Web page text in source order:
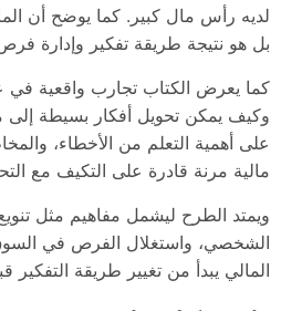
لديه رأس مال كبير. كما يوضح أن
بل هو نتيجة طريقة تفكير وإدارة
كما يعرض الكتاب تجارب واقعية في
وكيف يمكن تحويل أفكار بسيطة إلى
على أهمية التعلم من الأخطاء،
مالية مرنة قادرة على التكيف مع
ويمتد الطرح ليشمل مفاهيم مثل
الشخصي، واستغلال الفرص في
المالي يبدأ من تغيير طريقة